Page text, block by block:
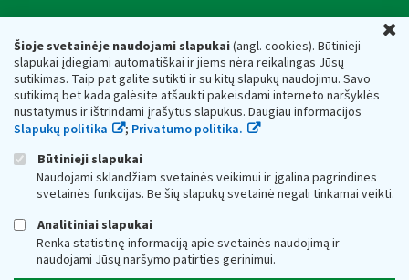
Šioje svetainėje naudojami slapukai(angl. cookies). Būtinieji
slapukai įdiegiami automatiškai ir jiems nėra reikalingas Jūsų
sutikimas. Taip pat galite sutikti ir su kitų slapukų naudojimu. Savo
sutikimą bet kada galėsite atšaukti pakeisdami interneto naršyklės
nustatymus ir ištrindami įrašytus slapukus. Daugiau informacijos
Slapukų politika
; Privatumo politika.
Būtinieji slapukai
Naudojami sklandžiam svetainės veikimui ir įgalina pagrindines
svetainės funkcijas. Be šių slapukų svetainė negali tinkamai veikti.
Analitiniai slapukai
Renka statistinę informaciją apie svetainės naudojimą ir
naudojami Jūsų naršymo patirties gerinimui.
Respublikos finansų ministerijos
Biudžetinė įstaiga. Juridinio asmens kodas — 188659752,
adresas: Vasario 16-osios g. 14, 01107 Vilnius, Lietuva, el.paštas:
vmi@vmi.lt, E. pristatymo dėžutės adresas 188659752
Duomenys apie Valstybinę mokesčių inspekciją prie Lietuvos
Respublikos finansų ministerijos kaupiami ir saugomi Juridinių